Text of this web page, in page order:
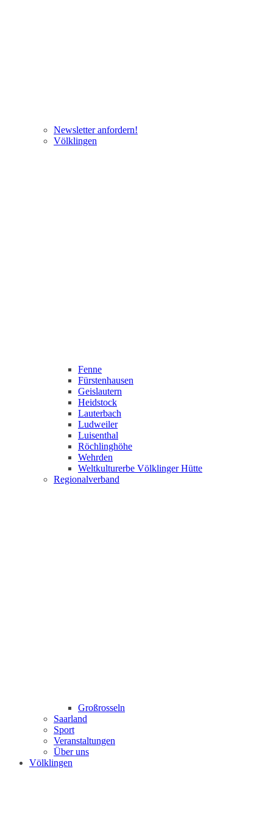
Newsletter anfordern!
Völklingen
Fenne
Fürstenhausen
Geislautern
Heidstock
Lauterbach
Ludweiler
Luisenthal
Röchlinghöhe
Wehrden
Weltkulturerbe Völklinger Hütte
Regionalverband
Großrosseln
Saarland
Sport
Veranstaltungen
Über uns
Völklingen